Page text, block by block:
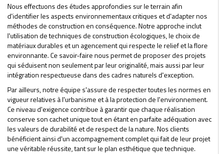
Nous effectuons des études approfondies sur le terrain afin
d'identifier les aspects environnementaux critiques et d'adapter nos
méthodes de construction en conséquence. Notre approche inclut
l'utilisation de techniques de construction écologiques, le choix de
matériaux durables et un agencement qui respecte le relief et la flore
environnante. Ce savoir-faire nous permet de proposer des projets
qui séduisent non seulement par leur originalité, mais aussi par leur
intégration respectueuse dans des cadres naturels d'exception.
Par ailleurs, notre équipe s'assure de respecter toutes les normes en
vigueur relatives à l'urbanisme et à la protection de l'environnement.
Ce niveau d'exigence contribue à garantir que chaque réalisation
conserve son cachet unique tout en étant en parfaite adéquation avec
les valeurs de durabilité et de respect de la nature. Nos clients
bénéficient ainsi d'un accompagnement complet qui fait de leur projet
une véritable réussite, tant sur le plan esthétique que technique.